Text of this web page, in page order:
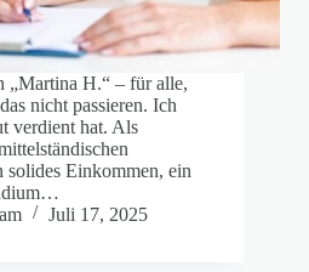
„Martina H.“ – für alle,
nicht passieren. Ich
verdient hat. Als
solides Einkommen, ein
Juli 17, 2025